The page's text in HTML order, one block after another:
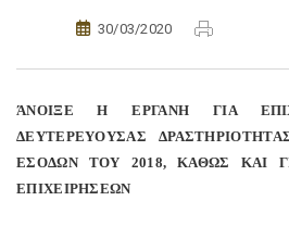
30/03/2020
ΆΝΟΙΞΕ Η ΕΡΓΑΝΗ ΓΙΑ
ΔΕΥΤΕΡΕΥΟΥΣΑΣ
ΕΣΟΔΩΝ ΤΟΥ 2018, ΚΑΘΩΣ ΚΑΙ
ΕΠΙΧΕΙΡΗΣΕΩΝ